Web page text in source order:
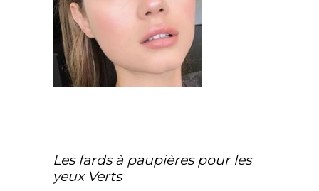
Les fards à paupières pour les
yeux Verts